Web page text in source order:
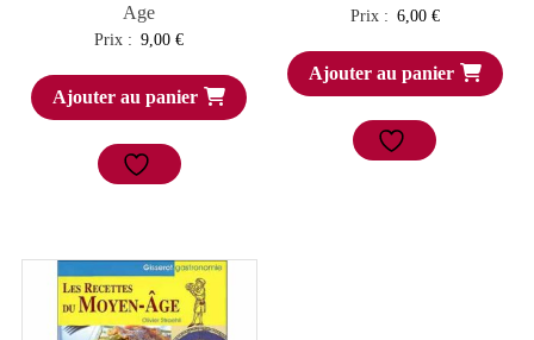
Age
Prix : 9,00€
Ajouter au panier
Prix : 6,00 €
Ajouter au panier